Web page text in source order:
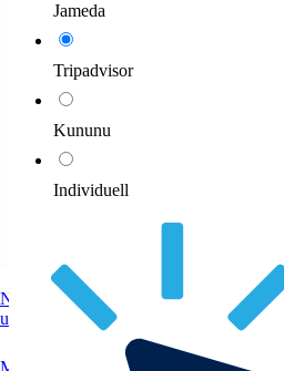
Nutzen Sie Spezialwissen vom Anwalt
ungerechtfertigten Bewertungen.
Mehr
Jameda
Tripadvisor
Kununu
Individuell